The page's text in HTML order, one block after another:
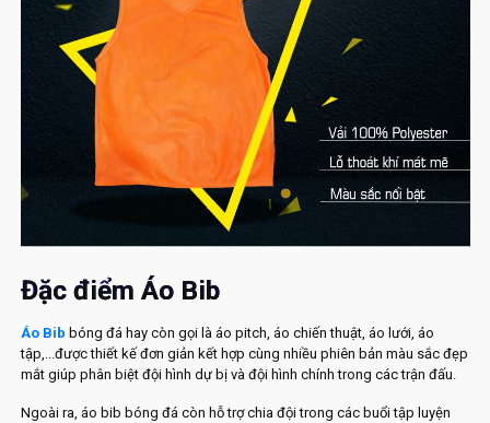
Đặc điểm Áo Bib
Áo Bib bóng đá hay còn gọi là áo pitch, áo chiến thuật, áo lưới, áo
tập,...được thiết kế đơn giản kết hợp cùng nhiều phiên bản màu sắc đẹp
mắt giúp phân biệt đội hình dự bị và đội hình chính trong các trận đấu.
Ngoài ra, áo bib bóng đá còn hỗ trợ chia đội trong các buổi tập luyện